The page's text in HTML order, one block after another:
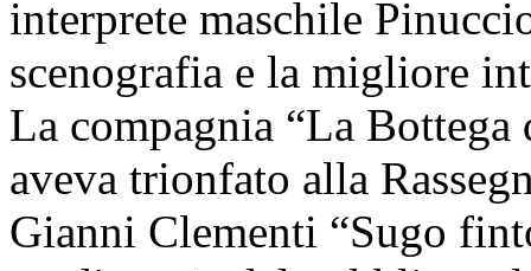
interprete maschile
scenografia e la migliore
La compagnia “La
aveva trionfato alla
Gianni Clementi “Sugo